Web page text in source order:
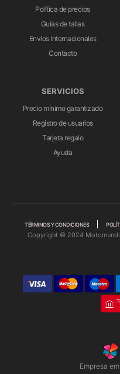
Política de precios
Guías de tallas
Envíos Internacionales
Contacto
SERVICIOS
Precio mínimo garantizado
Registro de usuarios
Tarjeta regalo
Ayuda
TÉRMINOS Y CONDICIONES
Copyright © 2024 Motomundi
Empresa